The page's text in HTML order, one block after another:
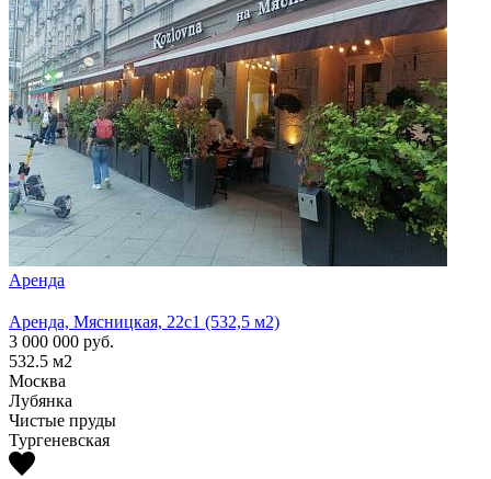
Аренда
Аренда, Мясницкая, 22с1 (532,5 м2)
3 000 000 руб.
532.5 м2
Москва
Лубянка
Чистые пруды
Тургеневская